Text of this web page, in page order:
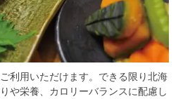
利用いただけます。できる限り北海
や栄養、カロリーバランスに配慮し